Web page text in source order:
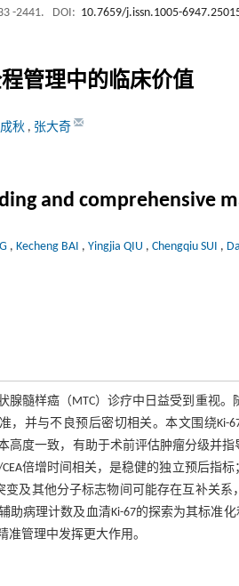
-2441. DOI: 10.7659/j.issn.1005-
管理中的临床价值
秋 , 张大奇
and comprehensive
, Kecheng BAI , Yingjia QIU , Chengqiu SUI ,
髓样癌（MTC）诊疗中日益受到重视。
，并与不良预后密切相关。本文围绕
高度一致，有助于术前评估肿瘤分级并
倍增时间相关，是稳健的独立预后指
变及其他分子标志物间可能存在互补关
助病理计数及血清Ki-67的探索为其标准
管理中发挥更大作用。